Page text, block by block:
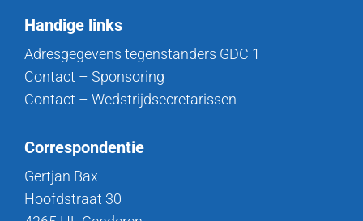
Handige links
Adresgegevens tegenstanders GDC 1
Contact – Sponsoring
Contact – Wedstrijdsecretarissen
Correspondentie
Gertjan Bax
Hoofdstraat 30